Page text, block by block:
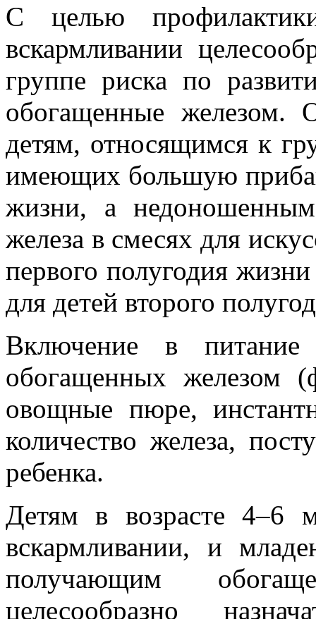
С целью
вскармливании
группе риска по
обогащенные железом.
детям, относящимся к
имеющих большую
жизни, а
железа в смесях для
первого полугодия
для детей второго
Включение в питание
обогащенных железом
овощные пюре,
количество железа,
ребенка.
Детям в возрасте 4–6
вскармливании, и
получающим
целесообразно